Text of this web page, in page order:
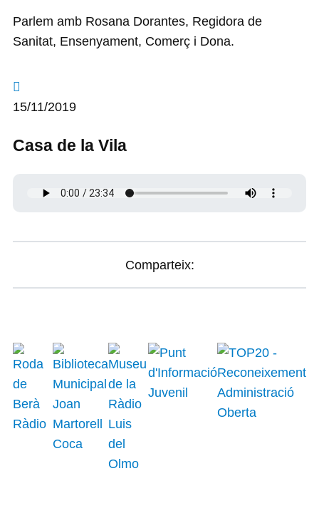
Parlem amb Rosana Dorantes, Regidora de
Sanitat, Ensenyament, Comerç i Dona.
15/11/2019
Casa de la Vila
Comparteix: